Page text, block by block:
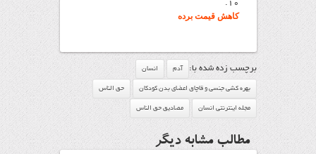
کاهش قیمت برده
برچسب زده شده با: آدم انسان
بهره کشی جنسی و قاچاق اعضای بدن کودکان حق الناس
مجله اینترنتی انسان مصادیق حق الناس
مطالب مشابه دیگر